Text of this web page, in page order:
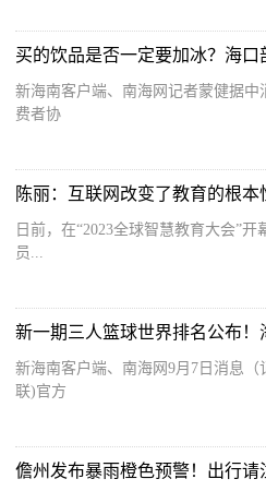
新海南客户端、南海网记者蒙健据中
费者协
陈丽：互联网改变了教育的根本
日前，在“2023全球智慧教育大会”
员...
新一期三人篮球世界排名公布！
新海南客户端、南海网9月7日消息
联)官方
儋州发布暴雨橙色预警！出行请